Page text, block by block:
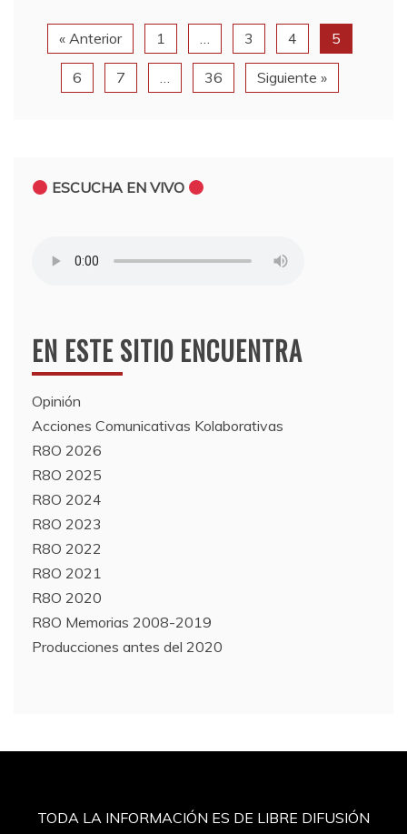
« Anterior 1 … 3 4 5
6 7 … 36 Siguiente »
ESCUCHA EN VIVO
EN ESTE SITIO ENCUENTRA
Opinión
Acciones Comunicativas Kolaborativas
R8O 2026
R8O 2025
R8O 2024
R8O 2023
R8O 2022
R8O 2021
R8O 2020
R8O Memorias 2008-2019
Producciones antes del 2020
TODA LA INFORMACIÓN ES DE LIBRE DIFUSIÓN